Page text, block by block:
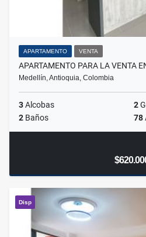
APARTAMENTO VENTA
APARTAMENTO PARA LA VENTA
Medellín, Antioquia, Colombia
3Alcobas 2
2 Baños 78
Disp